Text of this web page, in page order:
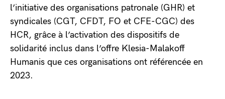
l’initiative des organisations patronale (GHR) et
syndicales (CGT, CFDT, FO et CFE-CGC) des
HCR, grâce à l’activation des dispositifs de
solidarité inclus dans l’offre Klesia-Malakoff
Humanis que ces organisations ont référencée en
2023.